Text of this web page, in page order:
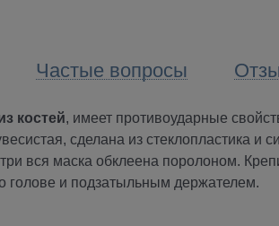
Частые вопросы
костей, имеет противоударные
сделана из стеклопластика и
вся маска обклеена поролоном.
голове и подзатыльным держателем.